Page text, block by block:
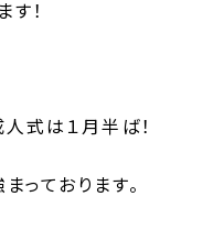
す！
人式は１月半ば！
っております。